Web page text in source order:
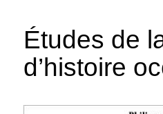
Études de
d’histoire